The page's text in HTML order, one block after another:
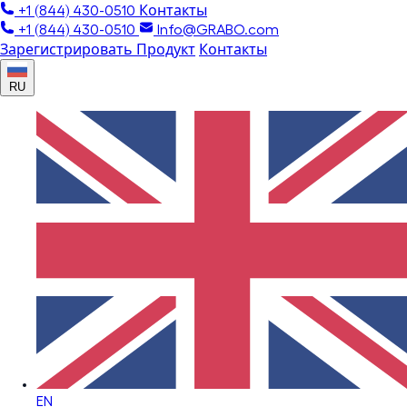
+1 (844) 430-0510 Контакты
+1 (844) 430-0510
Info@GRABO.com
Зарегистрировать Продукт Контакты
RU
EN